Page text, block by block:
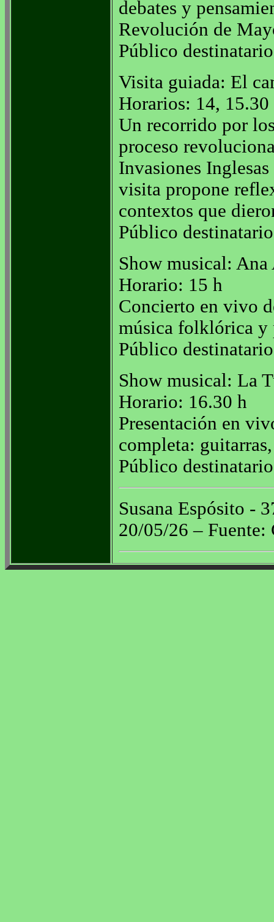
debates y
Revolución de
Público
Visita guiada: El
Horarios: 14,
Un recorrido por
proceso
Invasiones
visita propone
contextos que
Público
Show musical:
Horario: 15 h
Concierto en vivo
música folklórica y
Público
Show musical: La
Horario: 16.30 h
Presentación en
completa:
Público
Susana Espósito -
20/05/26 –